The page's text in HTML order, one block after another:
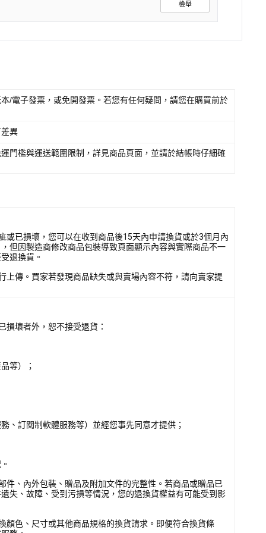
檢舉
/電子發票，或免開發票。若您有任何疑問，請您在購買前於
異
門檻與運送範圍限制，詳見商品頁面，並請於結帳時仔細確
已損壞，您可以在收到商品後15天內申請換貨或於3個月內
但因製造商修改商品包裝導致頁面顯示內容與實際商品不一
退換貨。
傳。買家若發現商品缺失或與賣場內容不符，請向賣家提
壞者外，恕不接受退貨：
等）；
、訂閱制軟體服務等）並經您事先同意才提供；
、內外包裝、贈品及附加文件的完整性。若商品或贈品已
失、故障、受到污損等情況，您的退換貨權益有可能受到影
色、尺寸或其他商品規格的換貨請求。即便符合換貨條